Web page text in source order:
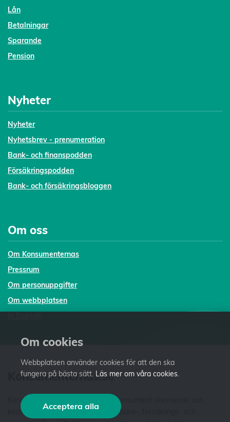
Lån
Betalningar
Sparande
Pension
Nyheter
Nyheter
Nyhetsbrev - prenumeration
Bank- och finanspodden
Försäkringspodden
Bank- och försäkringsbloggen
Om oss
Om Konsumenternas
Pressrum
Om personuppgifter
Om webbplatsen
Konsumenternas.se
Konsumenternas.se ger dig som konsument oberoende och
kostnadsfri fakta och vägledning i bank-, försäkrings- och
Om cookies
Webbplatsen använder cookies för att den ska
fungera på bästa sätt. Läs mer om våra cookies.
Acceptera alla